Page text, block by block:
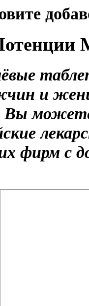
и
Вы
фирм с